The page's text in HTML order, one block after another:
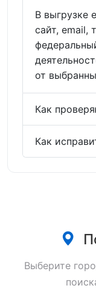
В выгрузке
сайт, email,
от
Как
Как
Выберите